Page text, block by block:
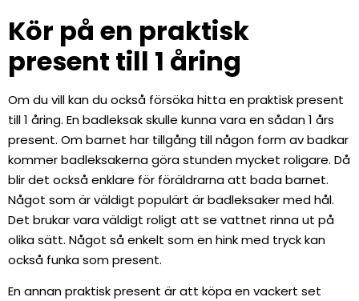
Kör på en praktisk
present till 1 åring
Om du vill kan du också försöka hitta en praktisk present
till 1 åring. En badleksak skulle kunna vara en sådan 1 års
present. Om barnet har tillgång till någon form av badkar
kommer badleksakerna göra stunden mycket roligare. Då
blir det också enklare för föräldrarna att bada barnet.
Något som är väldigt populärt är badleksaker med hål.
Det brukar vara väldigt roligt att se vattnet rinna ut på
olika sätt. Något så enkelt som en hink med tryck kan
också funka som present.
En annan praktisk present är att köpa en vackert set